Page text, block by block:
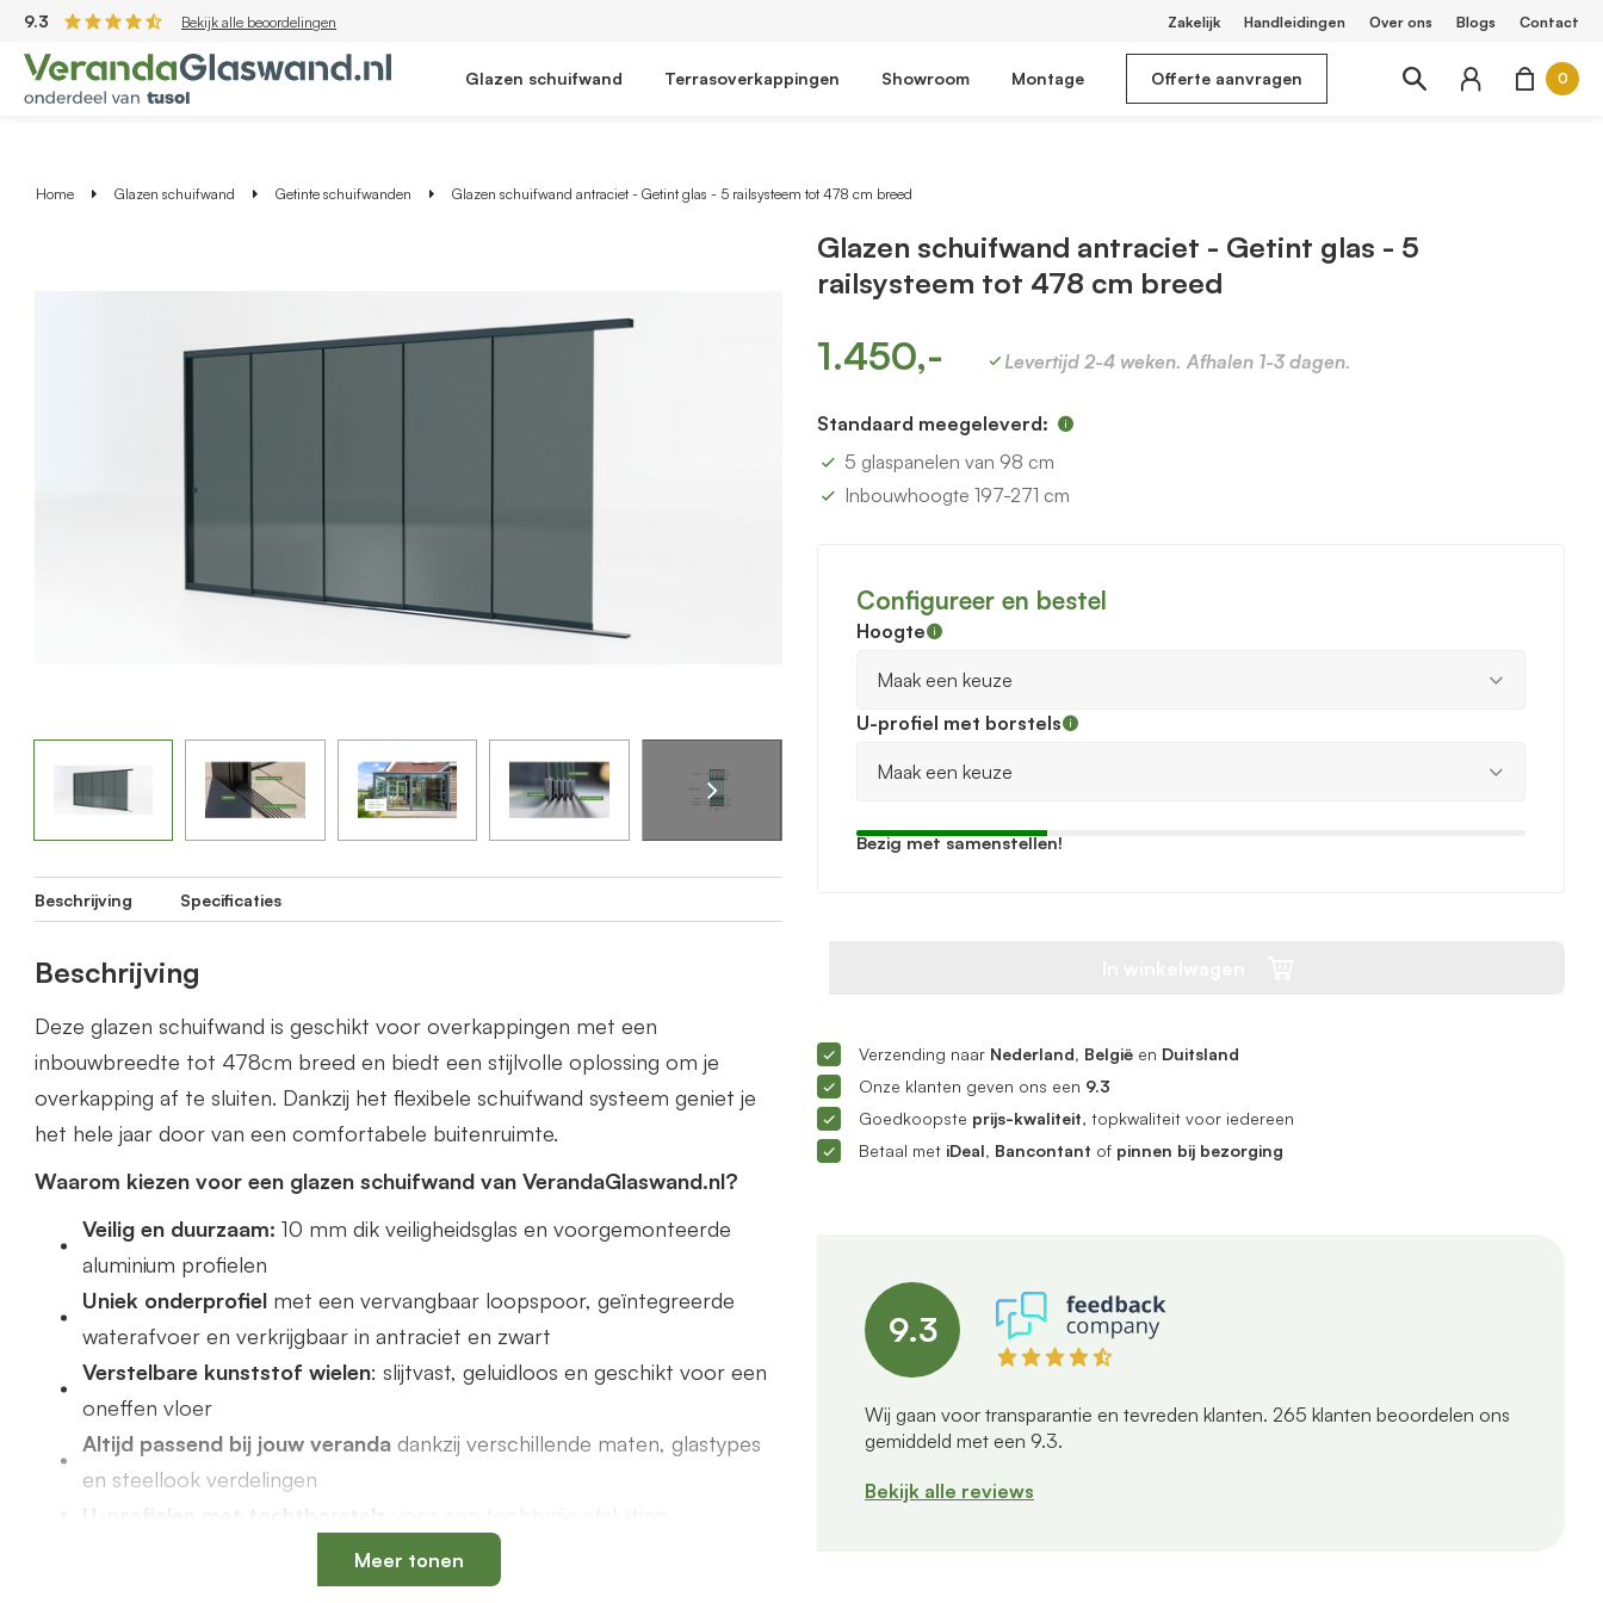
9.3 Bekijk alle beoordelingen Zakelijk Handleidingen Over ons Blogs Contact
Glazen schuifwand Terrasoverkappingen Showroom Montage Offerte aanvragen 0
Home Glazen schuifwand Getinte schuifwanden Glazen schuifwand antraciet - Getint glas - 5 railsysteem tot 478 cm breed
Beschrijving Specificaties
Beschrijving
Deze glazen schuifwand is geschikt voor overkappingen met een
inbouwbreedte tot 478cm breed en biedt een stijlvolle oplossing om je
overkapping af te sluiten. Dankzij het flexibele schuifwand systeem geniet je
het hele jaar door van een comfortabele buitenruimte.
Waarom kiezen voor een glazen schuifwand van VerandaGlaswand.nl?
Veilig en duurzaam: 10 mm dik veiligheidsglas en voorgemonteerde
aluminium profielen
Uniek onderprofiel met een vervangbaar loopspoor, geïntegreerde
waterafvoer en verkrijgbaar in antraciet en zwart
Verstelbare kunststof wielen: slijtvast, geluidloos en geschikt voor een
oneffen vloer
Altijd passend bij jouw veranda dankzij verschillende maten, glastypes
en steellook verdelingen
Meer tonen
Glazen schuifwand antraciet - Getint glas - 5
railsysteem tot 478 cm breed
1.450,- Levertijd 2-4 weken. Afhalen 1-3 dagen.
Standaard meegeleverd:
5 glaspanelen van 98 cm
Inbouwhoogte 197-271 cm
Configureer en bestel
Hoogte
U-profiel met borstels
Bezig met samenstellen!
Verzending naar Nederland, België en Duitsland
Onze klanten geven ons een 9.3
Goedkoopste prijs-kwaliteit, topkwaliteit voor iedereen
Betaal met iDeal, Bancontant of pinnen bij bezorging
9.3
Wij gaan voor transparantie en tevreden klanten. 265 klanten beoordelen ons
gemiddeld met een 9.3.
Bekijk alle reviews